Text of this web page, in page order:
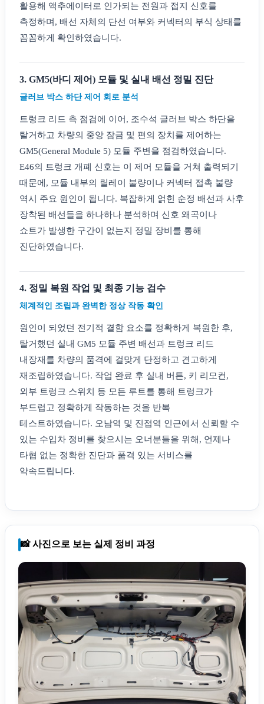
활용해 액추에이터로 인가되는 전원과 접지 신호를
측정하며, 배선 자체의 단선 여부와 커넥터의 부식 상태를
꼼꼼하게 확인하였습니다.
3. GM5(바디 제어) 모듈 및 실내 배선 정밀 진단
글러브 박스 하단 제어 회로 분석
트렁크 리드 측 점검에 이어, 조수석 글러브 박스 하단을
탈거하고 차량의 중앙 잠금 및 편의 장치를 제어하는
GM5(General Module 5) 모듈 주변을 점검하였습니다.
E46의 트렁크 개폐 신호는 이 제어 모듈을 거쳐 출력되기
때문에, 모듈 내부의 릴레이 불량이나 커넥터 접촉 불량
역시 주요 원인이 됩니다. 복잡하게 얽힌 순정 배선과 사후
장착된 배선들을 하나하나 분석하며 신호 왜곡이나
쇼트가 발생한 구간이 없는지 정밀 장비를 통해
진단하였습니다.
4. 정밀 복원 작업 및 최종 기능 검수
체계적인 조립과 완벽한 정상 작동 확인
원인이 되었던 전기적 결함 요소를 정확하게 복원한 후,
탈거했던 실내 GM5 모듈 주변 배선과 트렁크 리드
내장재를 차량의 품격에 걸맞게 단정하고 견고하게
재조립하였습니다. 작업 완료 후 실내 버튼, 키 리모컨,
외부 트렁크 스위치 등 모든 루트를 통해 트렁크가
부드럽고 정확하게 작동하는 것을 반복
테스트하였습니다. 오남역 및 진접역 인근에서 신뢰할 수
있는 수입차 정비를 찾으시는 오너분들을 위해, 언제나
타협 없는 정확한 진단과 품격 있는 서비스를
약속드립니다.
📸 사진으로 보는 실제 정비 과정